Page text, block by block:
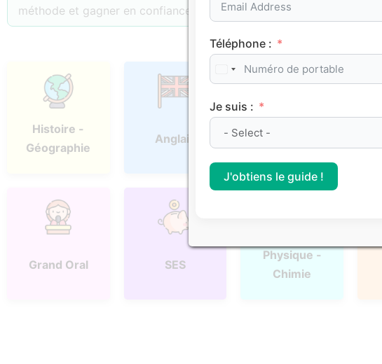
méthode et gagner en confiance.
Histoire -
Géographie
Anglais Espagnol
Grand Oral SES
Physique -
Chimie
Téléphone :
Je suis :
J'obtiens le guide !